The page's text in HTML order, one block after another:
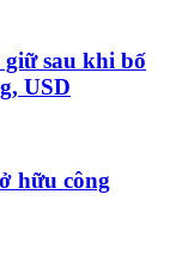
sau khi bố
USD
hữu công